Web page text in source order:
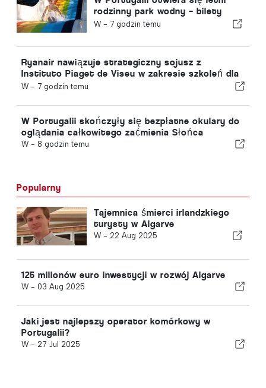
rodzinny park wodny – bilety
kosztują 2 euro
W - 7 godzin temu
Ryanair nawiązuje strategiczny sojusz z
Instituto Piaget de Viseu w zakresie szkoleń dla
sektora lotniczego w Portugalii
W - 7 godzin temu
W Portugalii skończyły się bezpłatne okulary do
oglądania całkowitego zaćmienia Słońca
W - 8 godzin temu
Popularny
Tajemnica śmierci irlandzkiego
turysty w Algarve
W - 22 Aug 2025
125 milionów euro inwestycji w rozwój Algarve
W - 03 Aug 2025
Jaki jest najlepszy operator komórkowy w
Portugalii?
W - 27 Jul 2025